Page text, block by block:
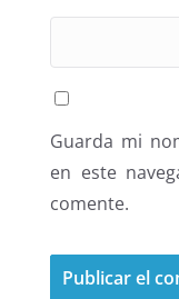
Guarda mi
en este
comente.